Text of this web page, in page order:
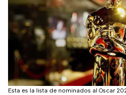
Esta es la lista de nominados al Oscar